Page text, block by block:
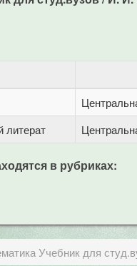
литерат
в рубриках:
Учебник для